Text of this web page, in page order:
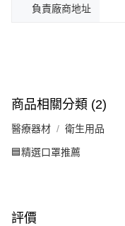
負責廠商地址
商品相關分類 (2)
醫療器材 衛生用品
🟦精選口罩推薦
評價